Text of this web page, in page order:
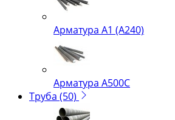
Арматура А1 (А240)
Арматура А500С
Труба (50)